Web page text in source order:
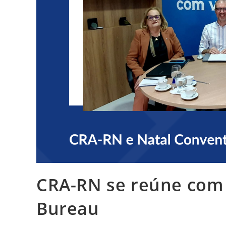
CRA-RN se reúne
Bureau